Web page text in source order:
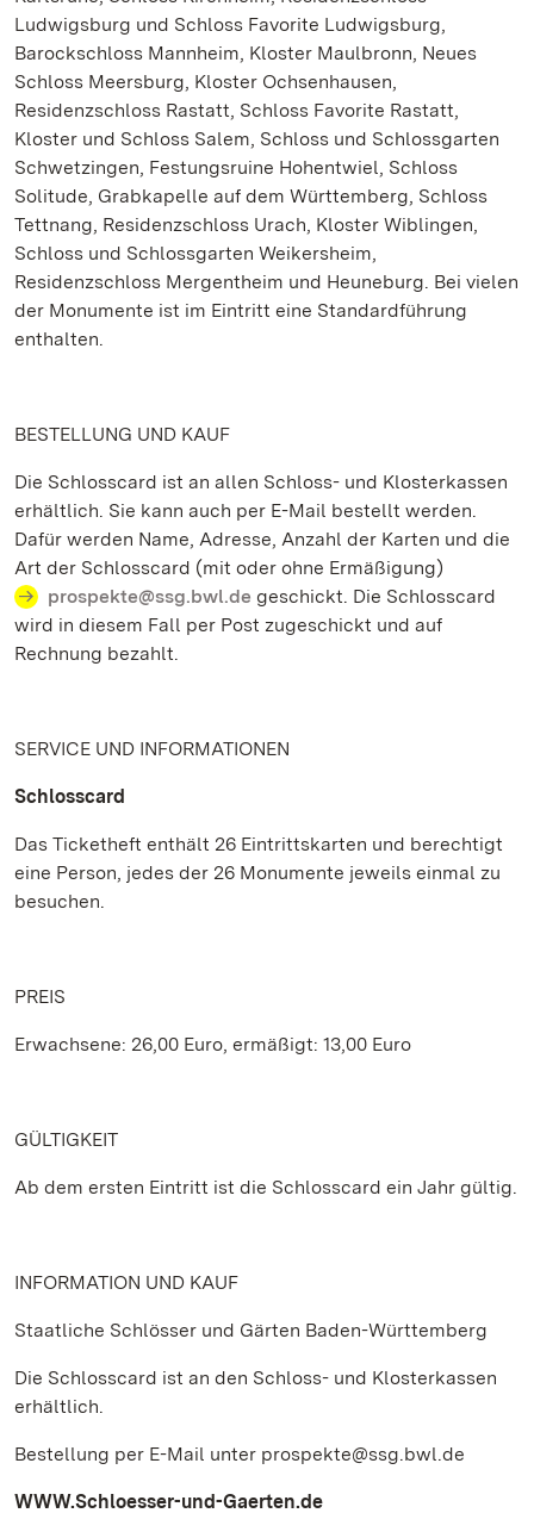
Ludwigsburg und Schloss Favorite Ludwigsburg,
Barockschloss Mannheim, Kloster Maulbronn, Neues
Schloss Meersburg, Kloster Ochsenhausen,
Residenzschloss Rastatt, Schloss Favorite Rastatt,
Kloster und Schloss Salem, Schloss und Schlossgarten
Schwetzingen, Festungsruine Hohentwiel, Schloss
Solitude, Grabkapelle auf dem Württemberg, Schloss
Tettnang, Residenzschloss Urach, Kloster Wiblingen,
Schloss und Schlossgarten Weikersheim,
Residenzschloss Mergentheim und Heuneburg. Bei vielen
der Monumente ist im Eintritt eine Standardführung
enthalten.
BESTELLUNG UND KAUF
Die Schlosscard ist an allen Schloss- und Klosterkassen
erhältlich. Sie kann auch per E-Mail bestellt werden.
Dafür werden Name, Adresse, Anzahl der Karten und die
Art der Schlosscard (mit oder ohne Ermäßigung)
prospekte@ssg.bwl.de geschickt. Die Schlosscard
wird in diesem Fall per Post zugeschickt und auf
Rechnung bezahlt.
SERVICE UND INFORMATIONEN
Schlosscard
Das Ticketheft enthält 26 Eintrittskarten und berechtigt
eine Person, jedes der 26 Monumente jeweils einmal zu
besuchen.
PREIS
Erwachsene: 26,00 Euro, ermäßigt: 13,00 Euro
GÜLTIGKEIT
Ab dem ersten Eintritt ist die Schlosscard ein Jahr gültig.
INFORMATION UND KAUF
Staatliche Schlösser und Gärten Baden-Württemberg
Die Schlosscard ist an den Schloss- und Klosterkassen
erhältlich.
Bestellung per E-Mail unter prospekte@ssg.bwl.de
WWW.Schloesser-und-Gaerten.de